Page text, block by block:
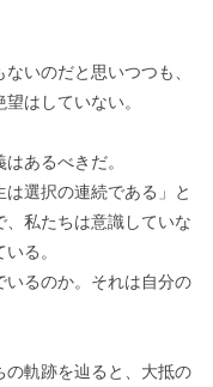
いのだと思いつつも、
はしていない。
あるべきだ。
選択の連続である」と
私たちは意識していな
る。
いるのか。それは自分の
の軌跡を辿ると、大抵の